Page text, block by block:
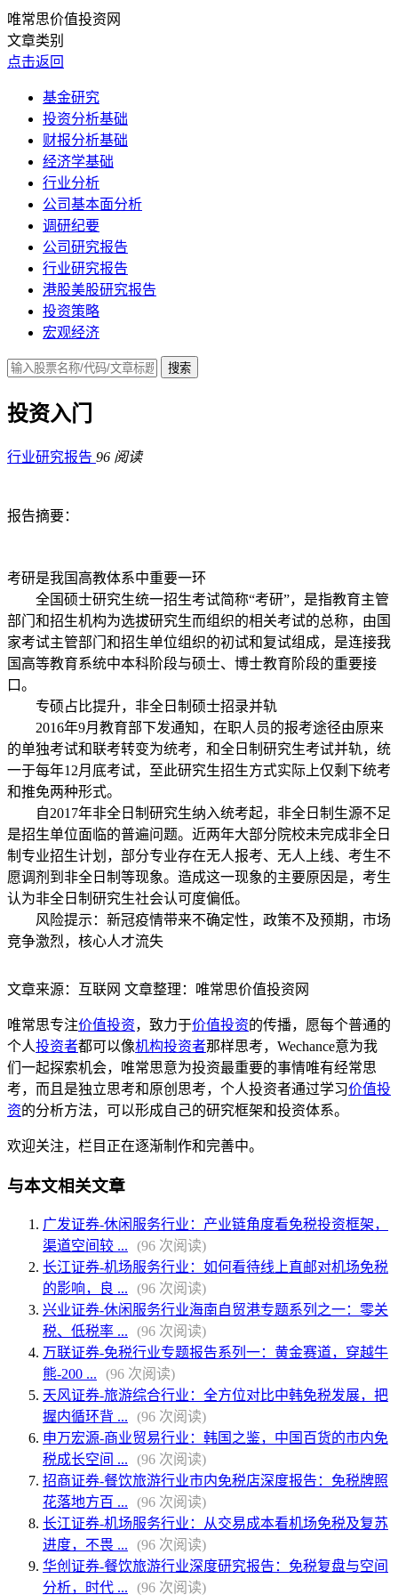
唯常思价值投资网
文章类别
点击返回
基金研究
投资分析基础
财报分析基础
经济学基础
行业分析
公司基本面分析
调研纪要
公司研究报告
行业研究报告
港股美股研究报告
投资策略
宏观经济
投资入门
行业研究报告 96 阅读
报告摘要：
考研是我国高教体系中重要一环
全国硕士研究生统一招生考试简称“考研”，是指教育主管
部门和招生机构为选拔研究生而组织的相关考试的总称，由国
家考试主管部门和招生单位组织的初试和复试组成，是连接我
国高等教育系统中本科阶段与硕士、博士教育阶段的重要接
口。
专硕占比提升，非全日制硕士招录并轨
2016年9月教育部下发通知，在职人员的报考途径由原来
的单独考试和联考转变为统考，和全日制研究生考试并轨，统
一于每年12月底考试，至此研究生招生方式实际上仅剩下统考
和推免两种形式。
自2017年非全日制研究生纳入统考起，非全日制生源不足
是招生单位面临的普遍问题。近两年大部分院校未完成非全日
制专业招生计划，部分专业存在无人报考、无人上线、考生不
愿调剂到非全日制等现象。造成这一现象的主要原因是，考生
认为非全日制研究生社会认可度偏低。
风险提示：新冠疫情带来不确定性，政策不及预期，市场
竞争激烈，核心人才流失
文章来源：互联网 文章整理：唯常思价值投资网
唯常思专注价值投资，致力于价值投资的传播，愿每个普通的
个人投资者都可以像机构投资者那样思考，Wechance意为我
们一起探索机会，唯常思意为投资最重要的事情唯有经常思
考，而且是独立思考和原创思考，个人投资者通过学习价值投
资的分析方法，可以形成自己的研究框架和投资体系。
欢迎关注，栏目正在逐渐制作和完善中。
与本文相关文章
广发证券-休闲服务行业：产业链角度看免税投资框架，
渠道空间较 ...
(96 次阅读)
长江证券-机场服务行业：如何看待线上直邮对机场免税
的影响，良 ...
(96 次阅读)
兴业证券-休闲服务行业海南自贸港专题系列之一：零关
税、低税率 ...
(96 次阅读)
万联证券-免税行业专题报告系列一：黄金赛道，穿越牛
熊-200 ...
(96 次阅读)
天风证券-旅游综合行业：全方位对比中韩免税发展，把
握内循环背 ...
(96 次阅读)
申万宏源-商业贸易行业：韩国之鉴，中国百货的市内免
税成长空间 ...
(96 次阅读)
招商证券-餐饮旅游行业市内免税店深度报告：免税牌照
花落地方百 ...
(96 次阅读)
长江证券-机场服务行业：从交易成本看机场免税及复苏
进度，不畏 ...
(96 次阅读)
华创证券-餐饮旅游行业深度研究报告：免税复盘与空间
分析，时代 ...
(96 次阅读)